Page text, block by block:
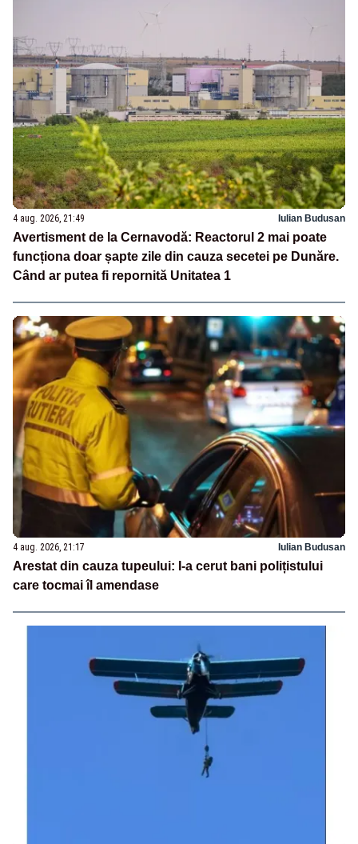
4 aug. 2026, 21:49 Iulian Budusan
Avertisment de la Cernavodă: Reactorul 2 mai poate
funcționa doar șapte zile din cauza secetei pe Dunăre.
Când ar putea fi repornită Unitatea 1
4 aug. 2026, 21:17 Iulian Budusan
Arestat din cauza tupeului: I-a cerut bani polițistului
care tocmai îl amendase